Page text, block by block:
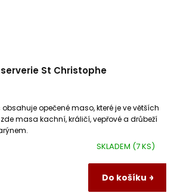
St Christophe
SKLADEM (7 KS)
Do košíku
opečené maso, které je ve větších
masa kachní, králičí, vepřové a drůbeží